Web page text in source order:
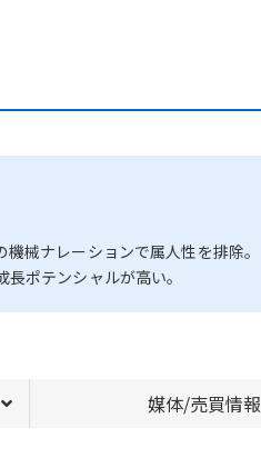
械ナレーションで属人性を排除。
ポテンシャルが高い。
媒体/売買情報